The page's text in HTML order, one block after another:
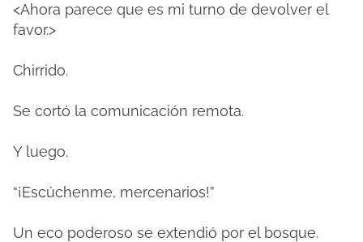
<Ahora parece que es mi turno de devolver el
favor.>
Chirrido.
Se cortó la comunicación remota.
Y luego.
“¡Escúchenme, mercenarios!”
Un eco poderoso se extendió por el bosque.